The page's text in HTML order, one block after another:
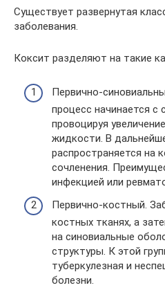
Существует развернутая
заболевания.
Коксит разделяют на такие
Первично-
процесс начинается с
провоцируя
жидкости. В
распространяется на
сочленения.
инфекцией или
Первично-костный.
костных тканях, а
на синовиальные
структуры. К этой
туберкулезная и
болезни.